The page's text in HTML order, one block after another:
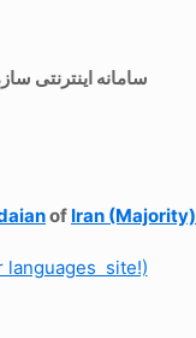
سامانه اینترنتی
of Iran (Majority)
languages site!)